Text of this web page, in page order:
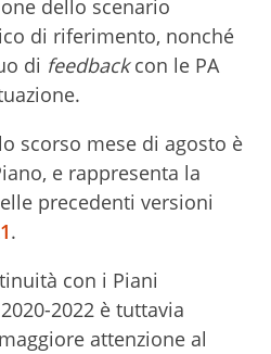
dello scenario
di riferimento, nonché
di feedbackcon le PA
scorso mese di agosto è
e rappresenta la
precedenti versioni
.
con i Piani
2022 è tuttavia
attenzione al